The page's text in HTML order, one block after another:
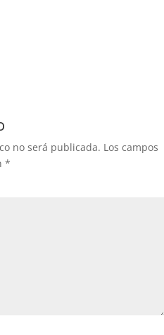
no será publicada. Los campos
*